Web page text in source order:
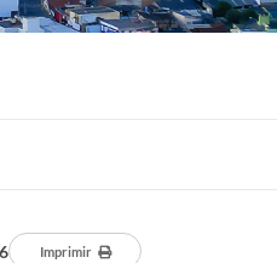
Imprimir